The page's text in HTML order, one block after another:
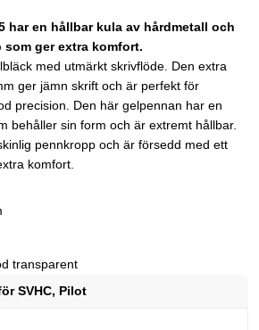
har en hållbar kula av hårdmetall och
ger extra komfort.
med utmärkt skrivflöde. Den extra
ger jämn skrift och är perfekt för
precision. Den här gelpennan har en
behåller sin form och är extremt hållbar.
pennkropp och är försedd med ett
komfort.
transparent
SVHC, Pilot